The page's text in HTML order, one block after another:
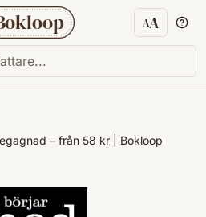
AA
– från 58 kr | Bokloop